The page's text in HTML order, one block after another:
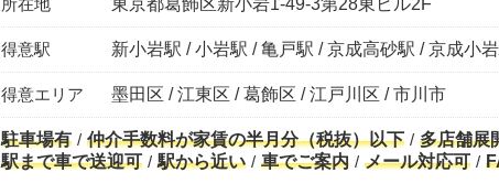
所在地 東京都葛飾区新小岩1-49-3第28東ビル2F
得意駅 新小岩駅 / 小岩駅 / 亀戸駅 / 京成高砂駅 / 京成小
得意エリア 墨田区 / 江東区 / 葛飾区 / 江戸川区 / 市川市
駐車場有 仲介手数料が家賃の半月分（税抜）以下 多店舗展
駅まで車で送迎可
駅から近い 車でご案内 メール対応可